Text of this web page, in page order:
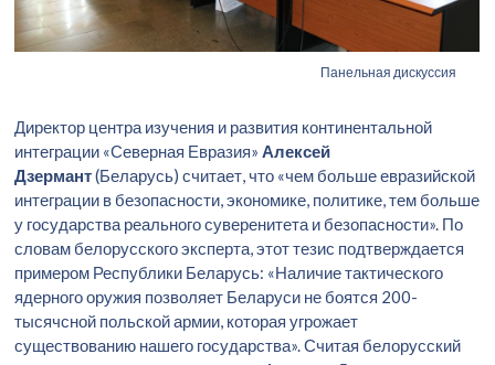
Панельная дискуссия
Директор центра изучения и развития континентальной
интеграции «Северная Евразия»Алексей
Дзермант(Беларусь) считает, что «чем больше евразийской
интеграции в безопасности, экономике, политике, тем больше
у государства реального суверенитета и безопасности». По
словам белорусского эксперта, этот тезис подтверждается
примером Республики Беларусь: «Наличие тактического
ядерного оружия позволяет Беларуси не боятся 200-
тысячсной польской армии, которая угрожает
существованию нашего государства». Считая белорусский